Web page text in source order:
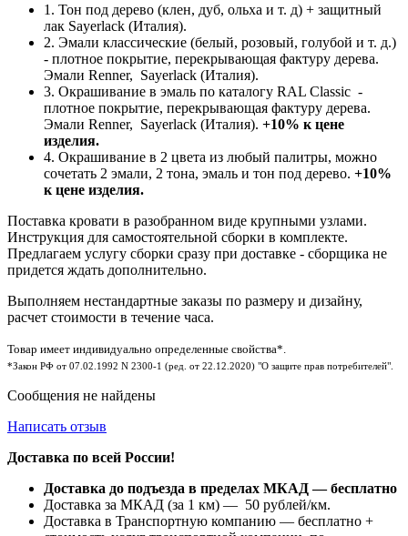
1. Тон под дерево (клен, дуб, ольха и т. д) + защитный
лак Sayerlack (Италия).
2. Эмали классические (белый, розовый, голубой и т. д.)
- плотное покрытие, перекрывающая фактуру дерева.
Эмали Renner, Sayerlack (Италия).
3. Окрашивание в эмаль по каталогу RAL Classic -
плотное покрытие, перекрывающая фактуру дерева.
Эмали Renner, Sayerlack (Италия). +10% к цене
изделия.
4. Окрашивание в 2 цвета из любый палитры, можно
сочетать 2 эмали, 2 тона, эмаль и тон под дерево. +10%
к цене изделия.
Поставка кровати в разобранном виде крупными узлами.
Инструкция для самостоятельной сборки в комплекте.
Предлагаем услугу сборки сразу при доставке - сборщика не
придется ждать дополнительно.
Выполняем нестандартные заказы по размеру и дизайну,
расчет стоимости в течение часа.
Товар имеет индивидуально определенные свойства*.
*Закон РФ от 07.02.1992 N 2300-1 (ред. от 22.12.2020) "О защите прав потребителей".
Сообщения не найдены
Написать отзыв
Доставка по всей России!
Доставка до подъезда в пределах МКАД — бесплатно
Доставка за МКАД (за 1 км) — 50 рублей/км.
Доставка в Транспортную компанию — бесплатно +